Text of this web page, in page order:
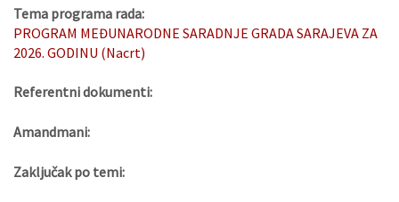
Tema programa rada:
PROGRAM MEĐUNARODNE SARADNJE GRADA SARAJEVA ZA
2026. GODINU (Nacrt)
Referentni dokumenti:
Amandmani:
Zaključak po temi: